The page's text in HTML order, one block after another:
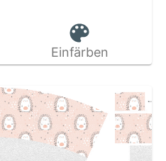
Einfärben